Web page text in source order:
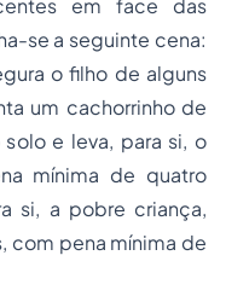
em face das
se a seguinte cena:
o filho de alguns
um cachorrinho de
e leva, para si, o
mínima de quatro
si, a pobre criança,
com pena mínima de